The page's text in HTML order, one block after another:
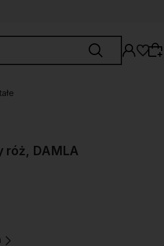
się, aby przywrócić dodane
róż, DAMLA